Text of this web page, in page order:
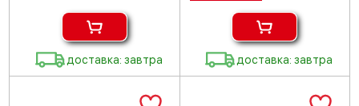
доставка: завтра доставка: завтра